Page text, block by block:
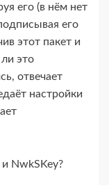
его (в нём нет
его
этот пакет и
это
отвечает
настройки
NwkSKey?